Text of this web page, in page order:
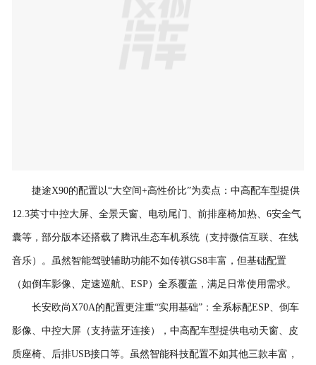
捷途X90的配置以“大空间+高性价比”为卖点：中高配车型提供
12.3英寸中控大屏、全景天窗、电动尾门、前排座椅加热、6安全气
囊等，部分版本还搭载了腾讯生态车机系统（支持微信互联、在线
音乐）。虽然智能驾驶辅助功能不如传祺GS8丰富，但基础配置
（如倒车影像、定速巡航、ESP）全系覆盖，满足日常使用需求。
长安欧尚X70A的配置更注重“实用基础”：全系标配ESP、倒车
影像、中控大屏（支持蓝牙连接），中高配车型提供电动天窗、皮
质座椅、后排USB接口等。虽然智能科技配置不如其他三款丰富，